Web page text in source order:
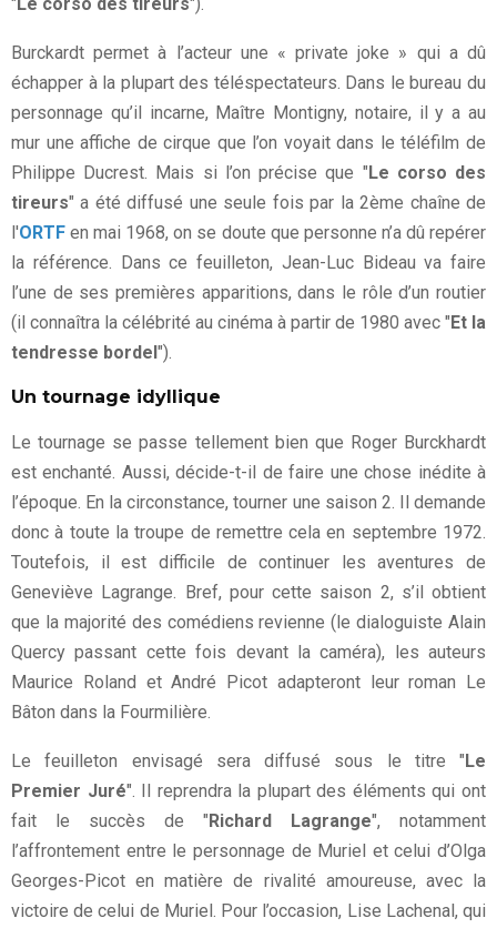
Burckardt permet à l’acteur une « private joke » qui a dû
échapper à la plupart des téléspectateurs. Dans le bureau du
personnage qu’il incarne, Maître Montigny, notaire, il y a au
mur une affiche de cirque que l’on voyait dans le téléfilm de
Philippe Ducrest. Mais si l’on précise que "Le corso des
tireurs" a été diffusé une seule fois par la 2ème chaîne de
l'ORTF en mai 1968, on se doute que personne n’a dû repérer
la référence. Dans ce feuilleton, Jean-Luc Bideau va faire
l’une de ses premières apparitions, dans le rôle d’un routier
(il connaîtra la célébrité au cinéma à partir de 1980 avec "Et la
tendresse bordel").
Un tournage idyllique
Le tournage se passe tellement bien que Roger Burckhardt
est enchanté. Aussi, décide-t-il de faire une chose inédite à
l’époque. En la circonstance, tourner une saison 2. Il demande
donc à toute la troupe de remettre cela en septembre 1972.
Toutefois, il est difficile de continuer les aventures de
Geneviève Lagrange. Bref, pour cette saison 2, s’il obtient
que la majorité des comédiens revienne (le dialoguiste Alain
Quercy passant cette fois devant la caméra), les auteurs
Maurice Roland et André Picot adapteront leur roman Le
Bâton dans la Fourmilière.
Le feuilleton envisagé sera diffusé sous le titre "Le
Premier Juré". Il reprendra la plupart des éléments qui ont
fait le succès de "Richard Lagrange", notamment
l’affrontement entre le personnage de Muriel et celui d’Olga
Georges-Picot en matière de rivalité amoureuse, avec la
victoire de celui de Muriel. Pour l’occasion, Lise Lachenal, qui